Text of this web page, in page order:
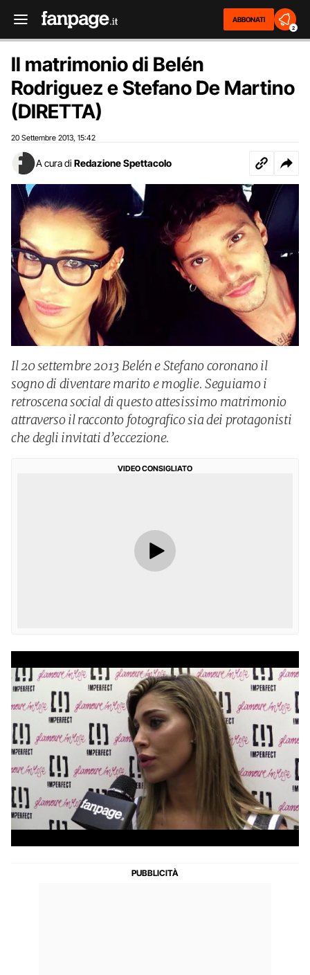
ABBONATI
2
Il matrimonio di Belén
Rodriguez e Stefano De Martino
(DIRETTA)
20 Settembre 2013 15:42
A cura di Redazione Spettacolo
Il 20 settembre 2013 Belén e Stefano coronano il
sogno di diventare marito e moglie. Seguiamo i
retroscena social di questo attesissimo matrimonio
attraverso il racconto fotografico sia dei protagonisti
che degli invitati d’eccezione.
VIDEO CONSIGLIATO